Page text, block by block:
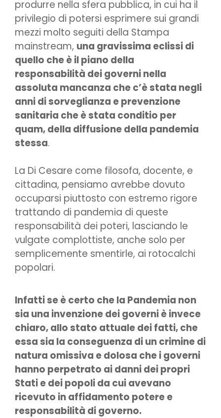
produrre nella sfera pubblica, in cui ha il
privilegio di potersi esprimere sui grandi
mezzi molto seguiti della Stampa
mainstream, una gravissima eclissi di
quello che è il piano della
responsabilità dei governi nella
assoluta mancanza che c’è stata negli
anni di sorveglianza e prevenzione
sanitaria che è stata conditio per
quam, della diffusione della pandemia
stessa.
La Di Cesare come filosofa, docente, e
cittadina, pensiamo avrebbe dovuto
occuparsi piuttosto con estremo rigore
trattando di pandemia di queste
responsabilità dei poteri, lasciando le
vulgate complottiste, anche solo per
semplicemente smentirle, ai rotocalchi
popolari.
Infatti se è certo che la Pandemia non
sia una invenzione dei governi è invece
chiaro, allo stato attuale dei fatti, che
essa sia la conseguenza di un crimine di
natura omissiva e dolosa che i governi
hanno perpetrato ai danni dei propri
Stati e dei popoli da cui avevano
ricevuto in affidamento potere e
responsabilità di governo.